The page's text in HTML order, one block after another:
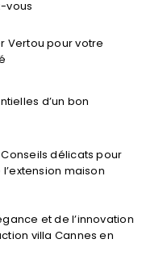
vous
Vertou pour votre
d’un bon
délicats pour
maison
et de l’innovation
villa Cannes en